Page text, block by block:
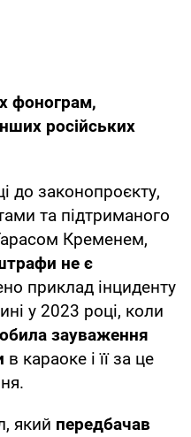
фонограм,
російських
до законопроєкту,
та підтриманого
Кременем,
не є
приклад інциденту
у 2023 році, коли
зауваження
в караоке і її за це
який передбачав